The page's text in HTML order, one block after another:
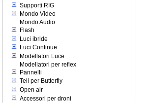
Supporti RIG
Mondo Video
Mondo Audio
Flash
Luci ibride
Luci Continue
Modellatori Luce
Modellatori per reflex
Pannelli
Teli per Butterfly
Open air
Accessori per droni